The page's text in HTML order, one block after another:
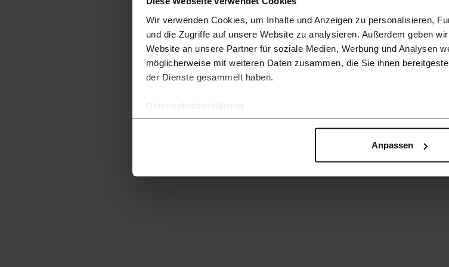
Wir verwenden Cookies, um Inhalte und Anzeigen zu personalisieren,
und die Zugriffe auf unsere Website zu analysieren. Außerdem geben
Website an unsere Partner für soziale Medien, Werbung und Analysen
möglicherweise mit weiteren Daten zusammen, die Sie ihnen
der Dienste gesammelt haben.
Datenschutzerklärung
Anpassen